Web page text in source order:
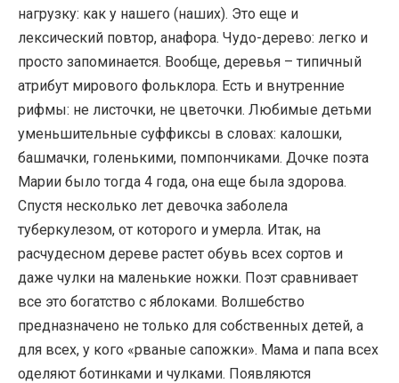
нагрузку: как у нашего (наших). Это еще и
лексический повтор, анафора. Чудо-дерево: легко и
просто запоминается. Вообще, деревья – типичный
атрибут мирового фольклора. Есть и внутренние
рифмы: не листочки, не цветочки. Любимые детьми
уменьшительные суффиксы в словах: калошки,
башмачки, голенькими, помпончиками. Дочке поэта
Марии было тогда 4 года, она еще была здорова.
Спустя несколько лет девочка заболела
туберкулезом, от которого и умерла. Итак, на
расчудесном дереве растет обувь всех сортов и
даже чулки на маленькие ножки. Поэт сравнивает
все это богатство с яблоками. Волшебство
предназначено не только для собственных детей, а
для всех, у кого «рваные сапожки». Мама и папа всех
оделяют ботинками и чулками. Появляются